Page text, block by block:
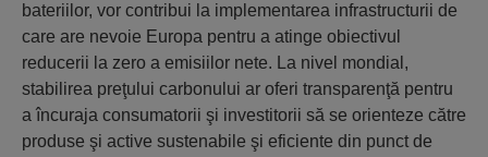
bateriilor, vor contribui la implementarea infrastructurii de
care are nevoie Europa pentru a atinge obiectivul
reducerii la zero a emisiilor nete. La nivel mondial,
stabilirea preţului carbonului ar oferi transparenţă pentru
a încuraja consumatorii şi investitorii să se orienteze către
produse şi active sustenabile şi eficiente din punct de